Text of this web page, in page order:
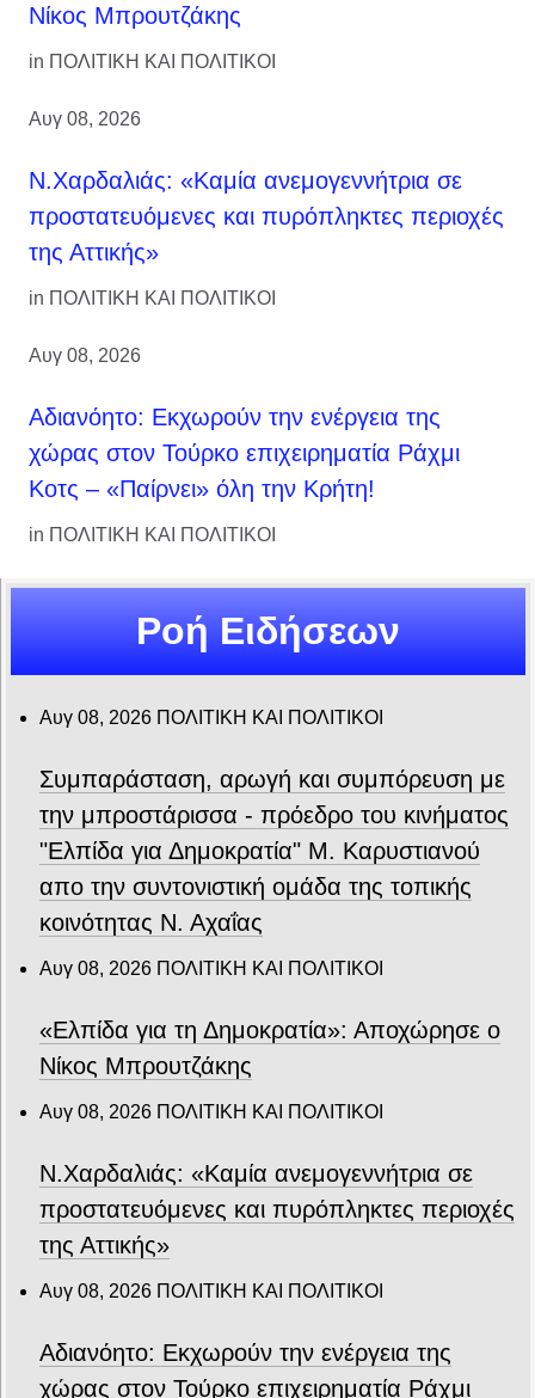
Νίκος Μπρουτζάκης
in ΠΟΛΙΤΙΚΗ ΚΑΙ ΠΟΛΙΤΙΚΟΙ
Αυγ 08, 2026
Ν.Χαρδαλιάς: «Καμία ανεμογεννήτρια σε
προστατευόμενες και πυρόπληκτες περιοχές
της Αττικής»
in ΠΟΛΙΤΙΚΗ ΚΑΙ ΠΟΛΙΤΙΚΟΙ
Αυγ 08, 2026
Αδιανόητο: Εκχωρούν την ενέργεια της
χώρας στον Τούρκο επιχειρηματία Ράχμι
Κοτς – «Παίρνει» όλη την Κρήτη!
in ΠΟΛΙΤΙΚΗ ΚΑΙ ΠΟΛΙΤΙΚΟΙ
Ροή Ειδήσεων
Αυγ 08, 2026 ΠΟΛΙΤΙΚΗ ΚΑΙ ΠΟΛΙΤΙΚΟΙ
Συμπαράσταση, αρωγή και συμπόρευση με
την μπροστάρισσα - πρόεδρο του κινήματος
"Ελπίδα για Δημοκρατία" Μ. Καρυστιανού
απο την συντονιστική ομάδα της τοπικής
κοινότητας Ν. Αχαΐας
Αυγ 08, 2026 ΠΟΛΙΤΙΚΗ ΚΑΙ ΠΟΛΙΤΙΚΟΙ
«Ελπίδα για τη Δημοκρατία»: Αποχώρησε ο
Νίκος Μπρουτζάκης
Αυγ 08, 2026 ΠΟΛΙΤΙΚΗ ΚΑΙ ΠΟΛΙΤΙΚΟΙ
Ν.Χαρδαλιάς: «Καμία ανεμογεννήτρια σε
προστατευόμενες και πυρόπληκτες περιοχές
της Αττικής»
Αυγ 08, 2026 ΠΟΛΙΤΙΚΗ ΚΑΙ ΠΟΛΙΤΙΚΟΙ
Αδιανόητο: Εκχωρούν την ενέργεια της
χώρας στον Τούρκο επιχειρηματία Ράχμι